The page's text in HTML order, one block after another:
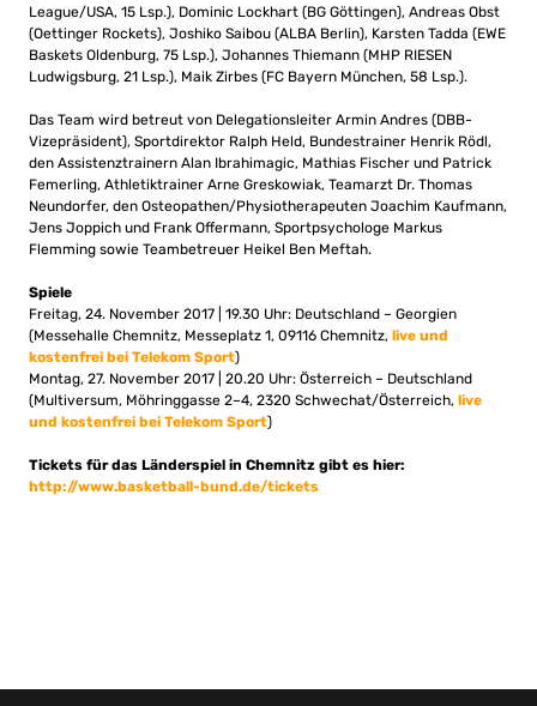
League/USA, 15 Lsp.), Dominic Lockhart (BG Göttingen), Andreas Obst
(Oettinger Rockets), Joshiko Saibou (ALBA Berlin), Karsten Tadda (EWE
Baskets Oldenburg, 75 Lsp.), Johannes Thiemann (MHP RIESEN
Ludwigsburg, 21 Lsp.), Maik Zirbes (FC Bayern München, 58 Lsp.).
Das Team wird betreut von Delegationsleiter Armin Andres (DBB-
Vizepräsident), Sportdirektor Ralph Held, Bundestrainer Henrik Rödl,
den Assistenztrainern Alan Ibrahimagic, Mathias Fischer und Patrick
Femerling, Athletiktrainer Arne Greskowiak, Teamarzt Dr. Thomas
Neundorfer, den Osteopathen/Physiotherapeuten Joachim Kaufmann,
Jens Joppich und Frank Offermann, Sportpsychologe Markus
Flemming sowie Teambetreuer Heikel Ben Meftah.
Spiele
Freitag, 24. November 2017 | 19.30 Uhr: Deutschland – Georgien
(Messehalle Chemnitz, Messeplatz 1, 09116 Chemnitz, live und
kostenfrei bei Telekom Sport)
Montag, 27. November 2017 | 20.20 Uhr: Österreich – Deutschland
(Multiversum, Möhringgasse 2–4, 2320 Schwechat/Österreich, live
und kostenfrei bei Telekom Sport)
Tickets für das Länderspiel in Chemnitz gibt es hier:
http://www.basketball-bund.de/tickets